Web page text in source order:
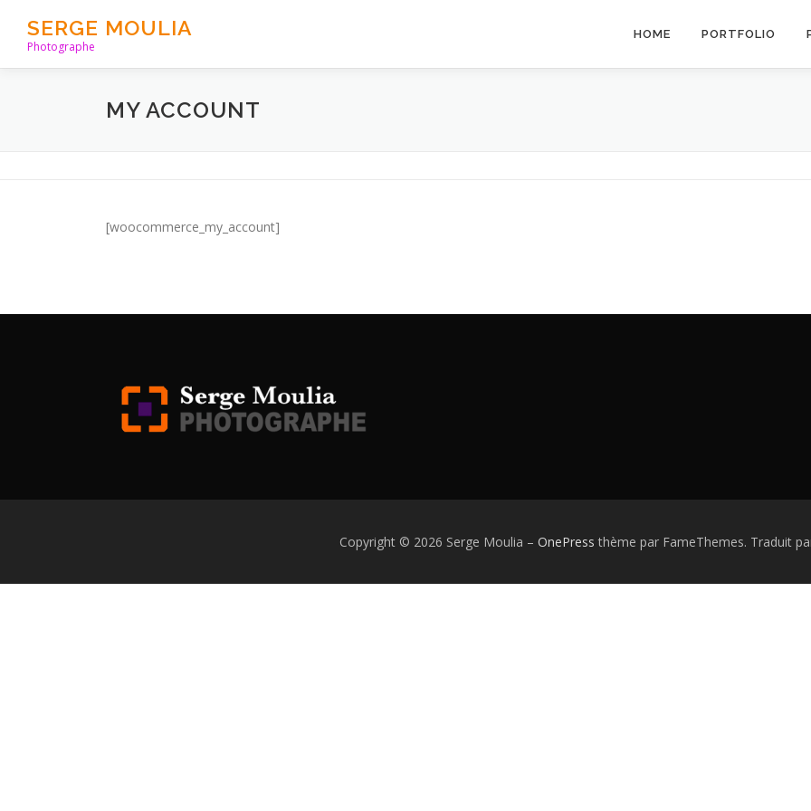
contenu
SERGE MOULIA
Photographe
HOME PORTFOLIO
MY ACCOUNT
[woocommerce_my_account]
Copyright © 2026 Serge Moulia – OnePress thème par FameThemes. Traduit